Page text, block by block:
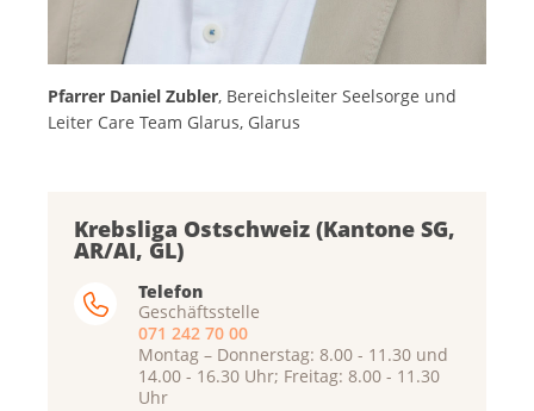
Pfarrer Daniel Zubler, Bereichsleiter Seelsorge und
Leiter Care Team Glarus, Glarus
Krebsliga Ostschweiz (Kantone SG,
AR/AI, GL)
Telefon
Geschäftsstelle
071 242 70 00
Montag – Donnerstag: 8.00 - 11.30 und
14.00 - 16.30 Uhr; Freitag: 8.00 - 11.30
Uhr